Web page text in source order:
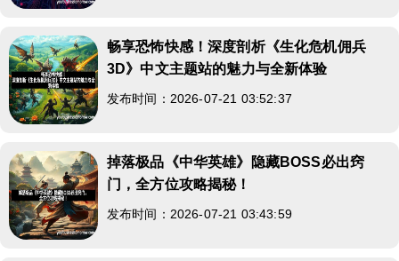
畅享恐怖快感！深度剖析《生化危机佣兵
3D》中文主题站的魅力与全新体验
发布时间：2026-07-21 03:52:37
掉落极品《中华英雄》隐藏BOSS必出窍
门，全方位攻略揭秘！
发布时间：2026-07-21 03:43:59